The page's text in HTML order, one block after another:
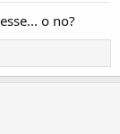
o no?